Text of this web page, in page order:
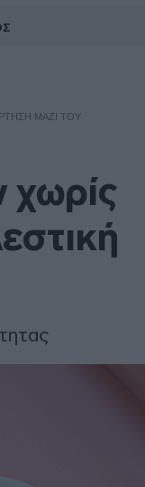
ΜΑΖΊ ΤΟΥ
χωρίς